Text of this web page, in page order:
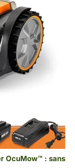
OcuMow™ : sans